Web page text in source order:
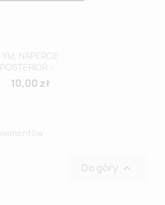
YM. NAPERCE
POSTERIOR -...
10,00 zł
Do góry 